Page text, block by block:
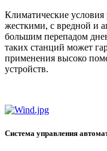
Климатические
жесткими, с вредной и
большим перепадом
таких станций может
применения высоко
устройств.
Система управления